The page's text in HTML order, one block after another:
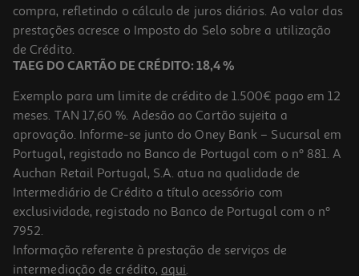
4.99 €/un
Price reduced from
5,99 €to
4,99 €
Promoção
compra, refletindo o cálculo de juros diários. Ao valor das
prestações acresce o Imposto do Selo sobre a utilização
de Crédito.
TAEG DO CARTÃO DE CRÉDITO: 18,4 %
Exemplo para um limite de crédito de 1.500€ pago em 12
meses. TAN 17,60 %. Adesão ao Cartão sujeita a
aprovação. Informe-se junto do Oney Bank – Sucursal em
Portugal, registado no Banco de Portugal com o nº 881. A
Auchan Retail Portugal, S.A. atua na qualidade de
Intermediário de Crédito a título acessório com
exclusividade, registado no Banco de Portugal com o nº
7952.
Informação referente à prestação de serviços de
intermediação de crédito, aqui.